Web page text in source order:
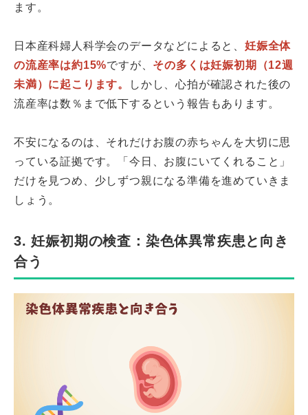
ます。
日本産科婦人科学会のデータなどによると、 妊娠全体
の流産率は約15%ですが、 その多くは妊娠初期（12週
未満）に起こります。
しかし、心拍が確認された後の
流産率は数％まで低下するという報告もあります。
不安になるのは、それだけお腹の赤ちゃんを大切に思
っている証拠です。「今日、お腹にいてくれること」
だけを見つめ、少しずつ親になる準備を進めていきま
しょう。
3. 妊娠初期の検査：染色体異常疾患と向き
合う